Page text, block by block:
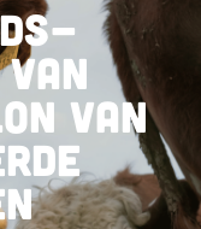
van